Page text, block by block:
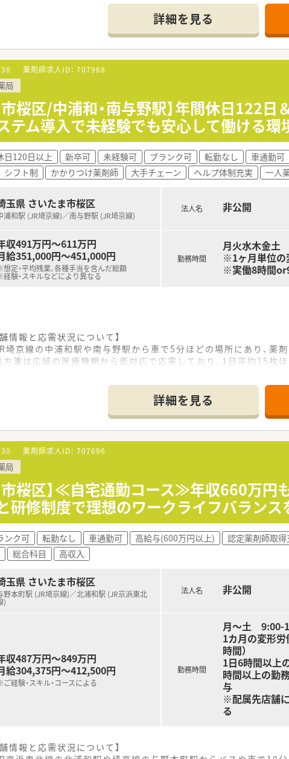
合薬剤師・調剤薬剤師（土日休み・19時までの勤務）どちらかの働
剤併設型だけでなく「医療モール・クリニック併設店舗」「敷地内
宅医療にも積極的取り組んでおり「訪問調剤特化型店舗」を50店
ラチナくるみん認定企業」「健康経営優良法人2023（大規模法
す
した研修制度、人事制度、評価制度、キャリア支援制度等がある
詳細を見る
薬剤師求人ID： 707968
局
市桜区/中浦和・南与野駅】年間休日122
テム導入で未経験でも安心して働ける環
日120日以上 新卒可 未経験可 ブランク可 転勤なし 車通勤可
シフト制 かかりつけ薬剤師 大手チェーン ヘルプ体制充実 一人
玉県 さいたま市桜区
浦和駅 (JR埼京線)／南与野駅 (JR埼京線)
収491万円～611万円
給351,000円～451,000円
定・平均残業、各種手当を含んだ総額
験・スキルなどにより異なる
法人名 非公開
勤務時間
月火水木金土
※1ヶ月単位の
※実働8時間
舗情報と応需状況について】
京線の中浦和駅や南与野駅から車で5分ほどの場所にあり、薬
箋は広域の医療機関から面対応で応需しており、1日平均15枚ほ
玉県を中心にドラッグストア196店舗と調剤薬局54店舗を展開し
長をはじめ経営陣も薬剤師資格を保有しているため、現場で働く
高は年々向上しており、経営状況が非常に安定しているため、
実態について】
休日は122日と業界トップクラスの多さを誇り、有給休暇の平
業は1分単位で計算され、月平均も11時間程度と抑制されている
休などの長期休暇の取得も推奨されており、趣味の時間や家族
されるモデル年収】
の方であれば年収500万円から550万円、30代の方であれば
で調剤経験と管理経験を兼ね備えている方の場合は、これま
は年1回、賞与は年2回支給されるため、日々の頑張りがしっか
詳細を見る
薬剤師求人ID： 707696
局
市桜区】≪自宅通勤コース≫年収660万円
研修制度で理想のワークライフバランス
ンク可 転勤なし 車通勤可 高給与(600万円以上) 認定薬剤師取得
総合科目 高収入
玉県 さいたま市桜区
野本町駅 (JR埼京線)／北浦和駅 (JR京浜東北
)
収487万円～849万円
給304,375円～412,500円
経験・スキル・コースによる
法人名 非公開
勤務時間
月～土 9:00-
1カ月の変形労
時間）
1日6時間以上
時間以上の勤
与
※配属先店舗
る
舗情報と応需状況について】